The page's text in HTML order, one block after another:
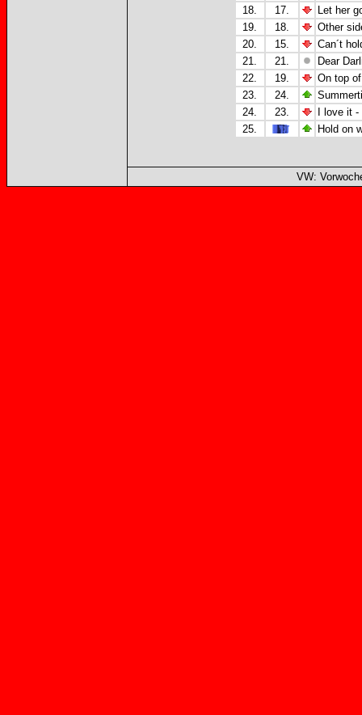
18.
17.
Let her
19.
18.
Other
20.
15.
Can´t
21.
21.
Dear
22.
19.
On top
23.
24.
24.
23.
I love it
25.
Hold on
VW: